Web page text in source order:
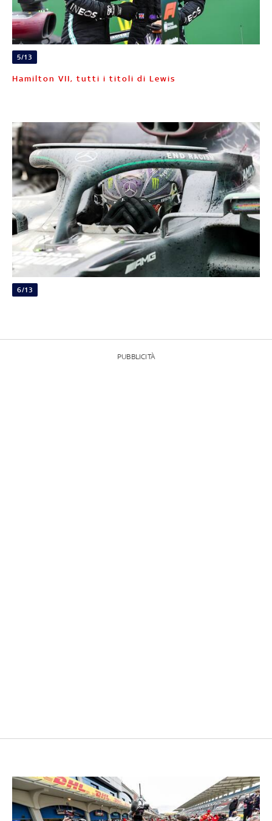
5/13
Hamilton VII, tutti i titoli di Lewis
6/13
PUBBLICITÀ